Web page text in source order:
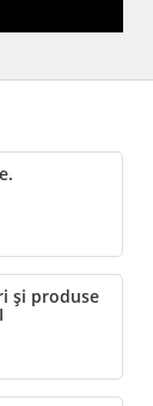
și produse